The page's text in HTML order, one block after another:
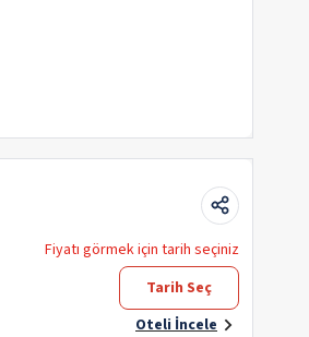
Fiyatı görmek için tarih seçiniz
Tarih Seç
Oteli İncele